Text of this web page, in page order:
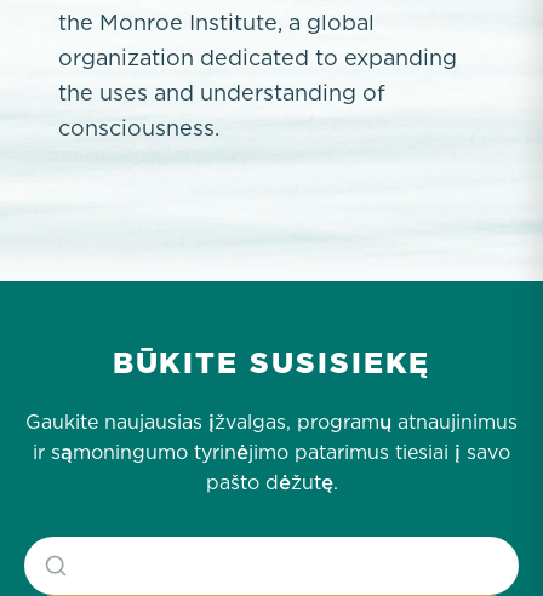
the Monroe Institute, a global
organization dedicated to expanding
the uses and understanding of
consciousness.
BŪKITE SUSISIEKĘ
Gaukite naujausias įžvalgas, programų atnaujinimus
ir sąmoningumo tyrinėjimo patarimus tiesiai į savo
pašto dėžutę.